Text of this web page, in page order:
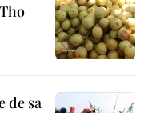
de sa